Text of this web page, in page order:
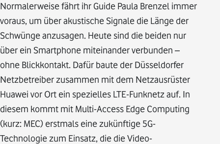
Normalerweise fährt ihr Guide Paula Brenzel immer
voraus, um über akustische Signale die Länge der
Schwünge anzusagen. Heute sind die beiden nur
über ein Smartphone miteinander verbunden –
ohne Blickkontakt. Dafür baute der Düsseldorfer
Netzbetreiber zusammen mit dem Netzausrüster
Huawei vor Ort ein spezielles LTE-Funknetz auf. In
diesem kommt mit Multi-Access Edge Computing
(kurz: MEC) erstmals eine zukünftige 5G-
Technologie zum Einsatz, die die Video-